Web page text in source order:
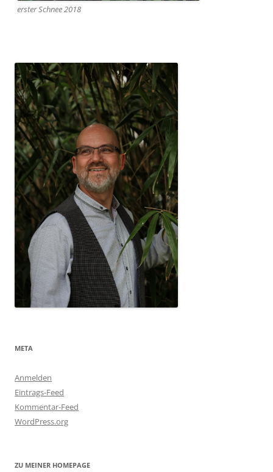
erster Schnee 2018
META
Anmelden
Eintrags-Feed
Kommentar-Feed
WordPress.org
ZU MEINER HOMEPAGE